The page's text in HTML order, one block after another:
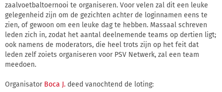
zaalvoetbaltoernooi te organiseren. Voor velen zal dit een leuke
gelegenheid zijn om de gezichten achter de loginnamen eens te
zien, of gewoon om een leuke dag te hebben. Massaal schreven
leden zich in, zodat het aantal deelnemende teams op dertien ligt;
ook namens de moderators, die heel trots zijn op het feit dat
leden zelf zoiets organiseren voor PSV Netwerk, zal een team
meedoen.
Organisator Boca J. deed vanochtend de loting: